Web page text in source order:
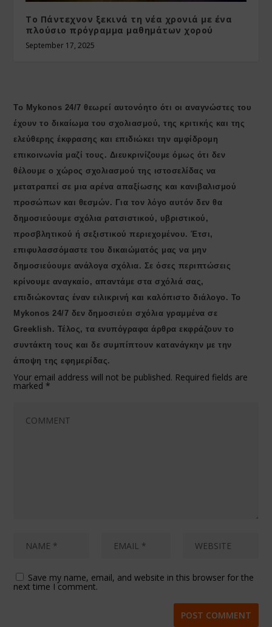
Το Πάντεχνον ξεκινά τη νέα χρονιά με ένα
πλούσιο πρόγραμμα μαθημάτων χορού
September 17, 2025
Το Mykonos 24/7 θεωρεί αυτονόητο ότι οι αναγνώστες του
έχουν το δικαίωμα του σχολιασμού, της κριτικής και της
ελεύθερης έκφρασης και επιδιώκει την αμφίδρομη
επικοινωνία μαζί τους. Διευκρινίζουμε όμως ότι δεν
θέλουμε ο χώρος σχολιασμού της ιστοσελίδας να
μετατραπεί σε μια αρένα απαξίωσης και κανιβαλισμού
προσώπων και θεσμών. Για τον λόγο αυτόν δεν θα
δημοσιεύουμε σχόλια ρατσιστικού, υβριστικού,
προσβλητικού ή σεξιστικού περιεχομένου. Έτσι,
επιφυλασσόμαστε του δικαιώματός μας να μην
δημοσιεύουμε ανάλογα σχόλια. Σε όσες περιπτώσεις
κρίνουμε αναγκαίο, απαντάμε στα σχόλιά σας,
επιδιώκοντας έναν ειλικρινή και καλόπιστο διάλογο. Το
Μykonos 24/7 δεν δημοσιεύει σχόλια γραμμένα σε
Greeklish. Τέλος, τα ενυπόγραφα άρθρα εκφράζουν το
συντάκτη τους και δε συμπίπτουν κατανάγκην με την
άποψη της εφημερίδας.
Your email address will not be published. Required fields are
marked *
Save my name, email, and website in this browser for the
next time I comment.